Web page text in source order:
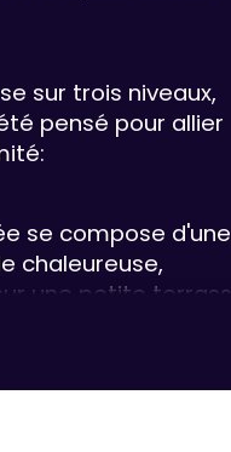
sur trois niveaux,
pensé pour allier
se compose d'une
chaleureuse,
une petite
et